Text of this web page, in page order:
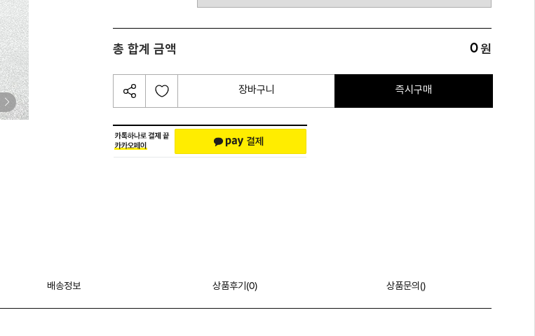
총 합계 금액 0원
장바구니 즉시구매
배송정보 상품후기(0) 상품문의()